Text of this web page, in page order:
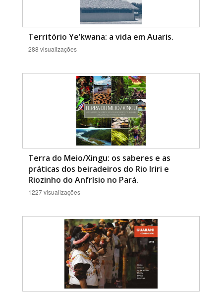
Território Ye’kwana: a vida em Auaris.
288 visualizações
Terra do Meio/Xingu: os saberes e as
práticas dos beiradeiros do Rio Iriri e
Riozinho do Anfrísio no Pará.
1227 visualizações